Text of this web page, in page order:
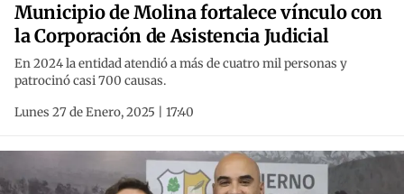
Municipio de Molina fortalece vínculo con
la Corporación de Asistencia Judicial
En 2024 la entidad atendió a más de cuatro mil personas y
patrocinó casi 700 causas.
Lunes 27 de Enero, 2025 | 17:40